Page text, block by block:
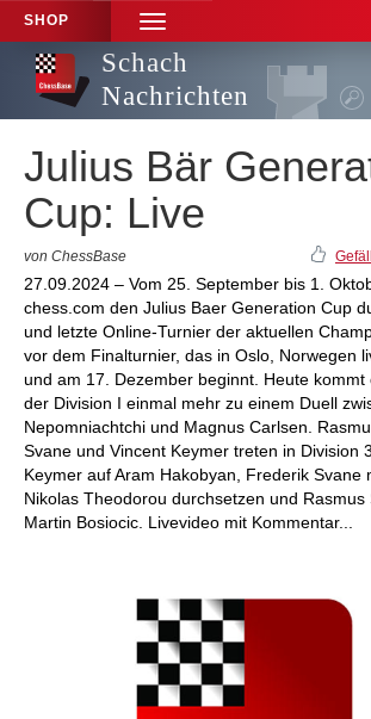
SHOP
TOGGLE
NAVIGATION
Schach
Nachrichten
Julius Bär
Cup: Live
von ChessBase
27.09.2024 – Vom 25. September bis 1.
chess.com den Julius Baer Generation Cup
und letzte Online-Turnier der aktuellen
vor dem Finalturnier, das in Oslo, Norwegen
und am 17. Dezember beginnt. Heute kommt
der Division I einmal mehr zu einem Duell
Nepomniachtchi und Magnus Carlsen.
Svane und Vincent Keymer treten in Division
Keymer auf Aram Hakobyan, Frederik Svane
Nikolas Theodorou durchsetzen und Rasmus
Martin Bosiocic. Livevideo mit Kommentar...